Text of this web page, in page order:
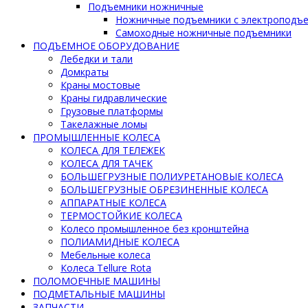
Подъемники ножничные
Ножничные подъемники с
Самоходные ножничные подъемники
ПОДЪЕМНОЕ ОБОРУДОВАНИЕ
Лебедки и тали
Домкраты
Краны мостовые
Краны гидравлические
Грузовые платформы
Такелажные ломы
ПРОМЫШЛЕННЫЕ КОЛЕСА
КОЛЕСА ДЛЯ ТЕЛЕЖЕК
КОЛЕСА ДЛЯ ТАЧЕК
БОЛЬШЕГРУЗНЫЕ ПОЛИУРЕТАНОВЫЕ КОЛЕСА
БОЛЬШЕГРУЗНЫЕ ОБРЕЗИНЕННЫЕ КОЛЕСА
АППАРАТНЫЕ КОЛЕСА
ТЕРМОСТОЙКИЕ КОЛЕСА
Колесо промышленное без кронштейна
ПОЛИАМИДНЫЕ КОЛЕСА
Мебельные колеса
Колеса Tellure Rota
ПОЛОМОЕЧНЫЕ МАШИНЫ
ПОДМЕТАЛЬНЫЕ МАШИНЫ